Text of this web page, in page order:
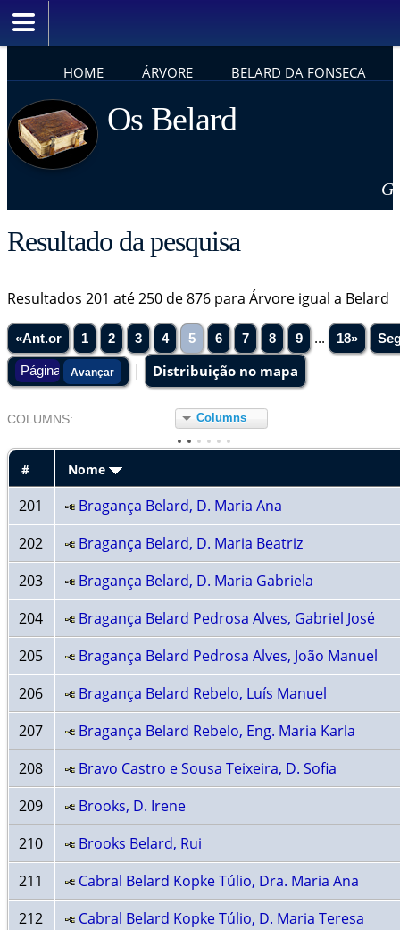
HOME ÁRVORE BELARD DA FONSECA
Os Belard
Resultado da pesquisa
Resultados 201 até 250 de 876 para Árvore igual a Belard
«Ant.or 1 2 3 4 5 6 7 8 9 ... 18»
| Distribuição no mapa
COLUMNS: Columns
# Nome
201
Bragança Belard, D. Maria Ana
202
Bragança Belard, D. Maria Beatriz
203
Bragança Belard, D. Maria Gabriela
204
Bragança Belard Pedrosa Alves, Gabriel José
205
Bragança Belard Pedrosa Alves, João Manuel
206
Bragança Belard Rebelo, Luís Manuel
207
Bragança Belard Rebelo, Eng. Maria Karla
208
Bravo Castro e Sousa Teixeira, D. Sofia
209
Brooks, D. Irene
210
Brooks Belard, Rui
211
Cabral Belard Kopke Túlio, Dra. Maria Ana
212
Cabral Belard Kopke Túlio, D. Maria Teresa